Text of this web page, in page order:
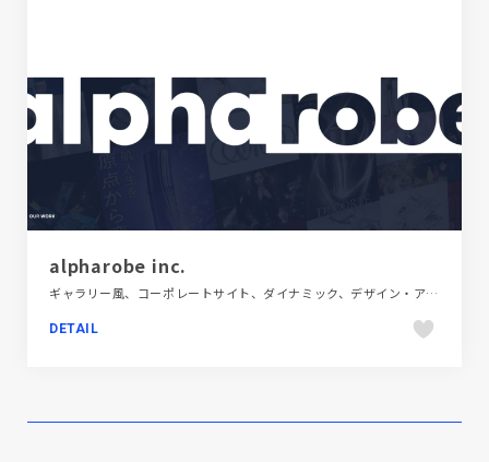
alpharobe inc.
ギャラリー風、コーポレートサイト、ダイナミック、デザイン・アート・音楽・文芸、ブラック系 、モーション多め、大きめ写真
DETAIL